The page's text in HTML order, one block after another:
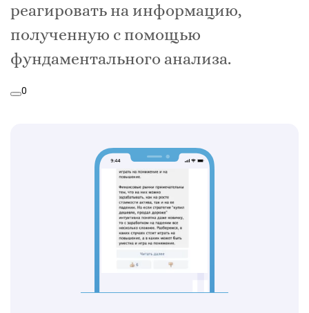
реагировать на информацию,
полученную с помощью
фундаментального анализа.
0